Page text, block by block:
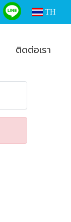
TH
ติดต่อเรา